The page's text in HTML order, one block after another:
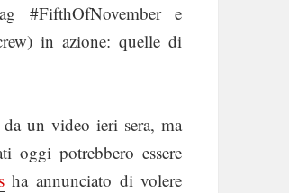
#FifthOfNovember e
in azione: quelle di
da un video ieri sera, ma
oggi potrebbero essere
ha annunciato di volere